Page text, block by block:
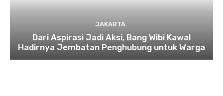
JAKARTA
Dari Aspirasi Jadi Aksi, Bang Wibi Kawal
Hadirnya Jembatan Penghubung untuk Warga